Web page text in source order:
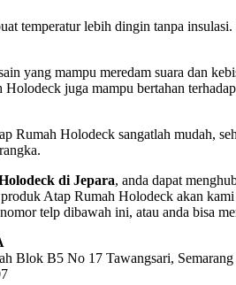
temperatur lebih dingin tanpa
yang mampu meredam suara dan
juga mampu bertahan
Rumah Holodeck sangatlah mudah,
di Jepara, anda dapat
Atap Rumah Holodeck akan
telp dibawah ini, atau anda bisa
Blok B5 No 17 Tawangsari,